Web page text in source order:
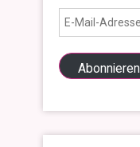
E-
Mail-
Adresse
Abonnieren